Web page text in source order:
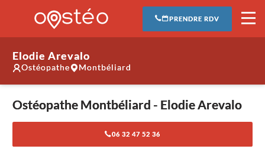
PRENDRE RDV
Elodie Arevalo
Ostéopathe Montbéliard
Ostéopathe Montbéliard - Elodie Arevalo
06 32 47 52 36